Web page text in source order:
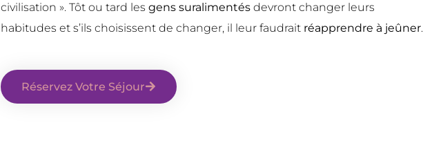
civilisation ». Tôt ou tard lesgens suralimentésdevront changer leurs
habitudes et s’ils choisissent de changer, il leur faudrait réapprendre à jeûner.
Réservez Votre Séjour